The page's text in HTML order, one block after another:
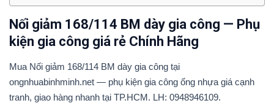
Nối giảm 168/114 BM dày gia công — Phụ
kiện gia công giá rẻ Chính Hãng
Mua Nối giảm 168/114 BM dày gia công tại
ongnhuabinhminh.net — phụ kiện gia công ống nhựa giá cạnh
tranh, giao hàng nhanh tại TP.HCM. LH: 0948946109.